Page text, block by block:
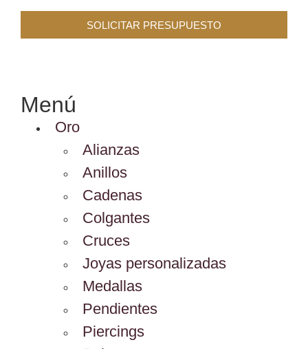
SOLICITAR PRESUPUESTO
Menú
Oro
Alianzas
Anillos
Cadenas
Colgantes
Cruces
Joyas personalizadas
Medallas
Pendientes
Piercings